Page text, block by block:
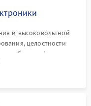
и высоковольтной
целостности
флажков и
бумаги).